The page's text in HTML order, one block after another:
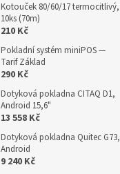
Kotouček 80/60/17 termocitlivý,
10ks (70m)
210 Kč
Pokladní systém miniPOS —
Tarif Základ
290 Kč
Dotyková pokladna CITAQ D1,
Android 15,6"
13 558 Kč
Dotyková pokladna Quitec G73,
Android
9 240 Kč